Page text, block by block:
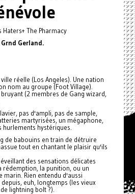
Haters+ The Pharmacy
Grnd Gerland.
réelle (Los Angeles). Une nation
nom au groupe (Foot Village).
(2 membres de Gang wizard,
pas d'ampli, pas de sample,
martyrisées, un mégaphone,
hystériques.
de babouins en train de détruire
tout en chantant le plaisir qu'ils
des sensations délicates
la punition, ou un
marin. Rien entendu d'aussi
euh, longtemps (les vieux
lightning bolt ?).